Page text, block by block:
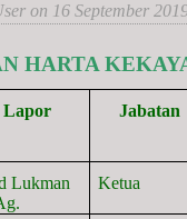
on 16 September
HARTA
Lapor Jabatan
Lukman
Ketua